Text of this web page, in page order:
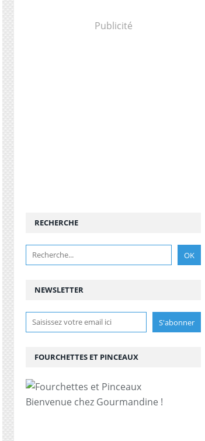
Publicité
NEWSLETTER
RECHERCHE
FOURCHETTES ET PINCEAUX
Bienvenue chez Gourmandine !